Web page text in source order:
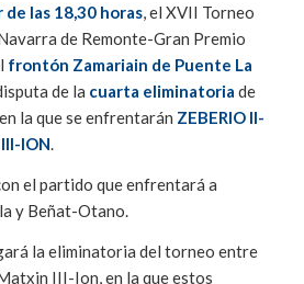
de las 18,30 horas, el XVII Torneo
de Remonte-Gran Premio
frontón Zamariain de Puente La
de la cuarta eliminatoria de
la que se enfrentarán ZEBERIO II-
ION.
el partido que enfrentará a
y Beñat-Otano.
la eliminatoria del torneo entre
III-Ion, en la que estos